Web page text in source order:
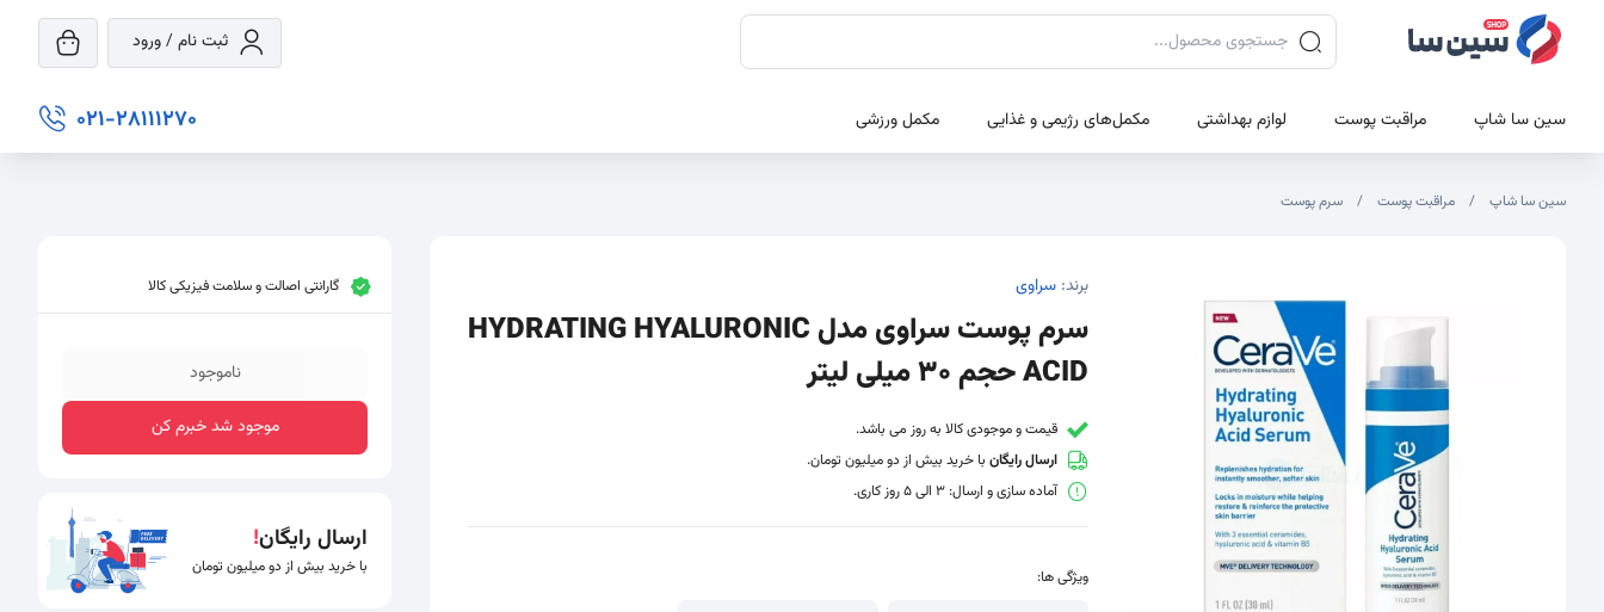
ثبت نام / ورود
جستجوی محصولات
سین سا شاپ مراقبت پوست لوازم بهداشتی مکمل‌های رژیمی و غذایی مکمل ورزشی 021-28111270
سین سا شاپ مراقبت پوست سرم پوست
برند: سراوی
سرم پوست سراوی مدل HYDRATING HYALURONIC
ACID حجم 30 میلی لیتر
قیمت و موجودی کالا به روز می باشد.
ارسال رایگان با خرید بیش از دو میلیون تومان.
آماده سازی و ارسال: 3 الی 5 روز کاری.
ویژگی ها:
گارانتی اصالت و سلامت فیزیکی کالا
ناموجود
موجود شد خبرم کن
ارسال رایگان!
با خرید بیش از دو میلیون تومان